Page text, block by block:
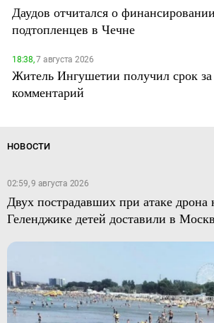
Даудов отчитался о
подтопленцев в Чечне
18:38,7 августа 2026
Житель Ингушетии получил срок
комментарий
НОВОСТИ
02:59, 9 августа 2026
Двух пострадавших при атаке дрона
Геленджике детей доставили в